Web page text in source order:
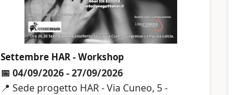
Settembre HAR - Workshop
📅 04/09/2026 - 27/09/2026
📍 Sede progetto HAR - Via Cuneo, 5 -